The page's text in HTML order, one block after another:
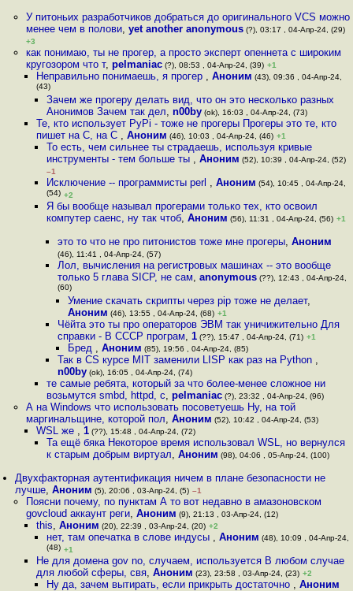
У питоньих разработчиков добраться до оригинального VCS можно
менее чем в полови, yet another anonymous(?), 03:17 , 04-Апр-24, (29)
+3
как понимаю, ты не прогер, а просто эксперт опеннета с широким
кругозором что т, pelmaniac(?), 08:53 , 04-Апр-24, (39) +1
Неправильно понимаешь, я прогер , Аноним (43), 09:36 , 04-Апр-24,
(43)
Зачем же прогеру делать вид, что он это несколько разных
Анонимов Зачем так дел,n00by (ok), 16:03 , 04-Апр-24, (73)
Те, кто использует PyPi - тоже не прогеры Прогеры это те, кто
пишет на C, на С , Аноним (46), 10:03 , 04-Апр-24, (46) +1
То есть, чем сильнее ты страдаешь, используя кривые
инструменты - тем больше ты ,Аноним (52), 10:39 , 04-Апр-24, (52)
–1
Исключение -- программисты perl ,Аноним (54), 10:45 , 04-Апр-24,
(54) +2
Я бы вообще называл прогерами только тех, кто освоил
компутер саенс, ну так чтоб,Аноним (56), 11:31 , 04-Апр-24, (56) +1
это то что не про питонистов тоже мне прогеры, Аноним
(46), 11:41 , 04-Апр-24, (57)
Лол, вычисления на регистровых машинах -- это вообще
только 5 глава SICP, не сам, anonymous(??), 12:43 , 04-Апр-24,
(60)
Умение скачать скрипты через pip тоже не делает,
Аноним (46), 13:55 , 04-Апр-24, (68) +1
Чёйта это ты про операторов ЭВМ так уничижительно Для
справки - В СССР програм, 1(??), 15:47 , 04-Апр-24, (71) +1
Бред , Аноним (85), 19:56 , 04-Апр-24, (85)
Так в CS курсе MIT заменили LISP как раз на Python ,
n00by(ok), 16:05 , 04-Апр-24, (74)
те самые ребята, который за что более-менее сложное ни
возьмутся smbd, httpd, c,pelmaniac (?), 23:32 , 04-Апр-24, (96)
А на Windows что использовать посоветуешь Ну, на той
маргинальщине, которой пол, Аноним (52), 10:42 , 04-Апр-24, (53)
WSL же , 1(??), 15:48 , 04-Апр-24, (72)
Та ещё бяка Некоторое время использовал WSL, но вернулся
к старым добрым виртуал,Аноним (98), 04:06 , 05-Апр-24, (100)
Двухфакторная аутентификация ничем в плане безопасности не
лучше,Аноним (5), 20:06 , 03-Апр-24, (5) –1
Поясни почему, по пунктам А то вот недавно в амазоновском
govcloud аккаунт реги, Аноним (9), 21:13 , 03-Апр-24, (12)
this, Аноним (20), 22:39 , 03-Апр-24, (20) +2
нет, там опечатка в слове индусы ,Аноним (48), 10:09 , 04-Апр-24,
(48) +1
Не для домена gov no, случаем, используется В любом случае
для любой сферы, свя, Аноним (23), 23:58 , 03-Апр-24, (23) +2
Ну да, зачем вытирать, если прикрыть достаточно ,Аноним